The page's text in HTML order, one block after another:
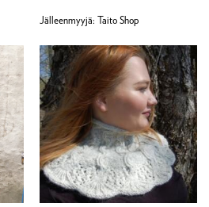
Jälleenmyyjä: Taito Shop